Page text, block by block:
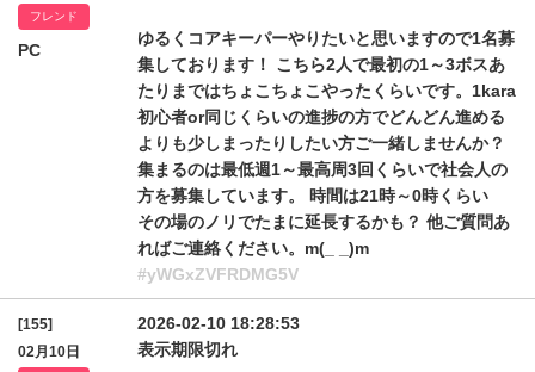
フレンド
PC
ゆるくコアキーパーやりたいと思いますので1名募
集しております！ こちら2人で最初の1～3ボスあ
たりまではちょこちょこやったくらいです。1kara
初心者or同じくらいの進捗の方でどんどん進める
よりも少しまったりしたい方ご一緒しませんか？
集まるのは最低週1～最高周3回くらいで社会人の
方を募集しています。 時間は21時～0時くらい
その場のノリでたまに延長するかも？ 他ご質問あ
ればご連絡ください。m(_ _)m
#yWGxZVFRDMG5V
[155]
02月10日
2026-02-10 18:28:53
表示期限切れ